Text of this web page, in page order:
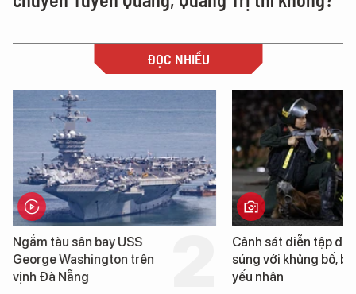
ĐỌC NHIỀU
Cảnh sát diễn tập đấu
súng với khủng bố, bảo vệ
yếu nhân
Hình ảnh đầu tiên
tàu sân bay USS
Washington vừa